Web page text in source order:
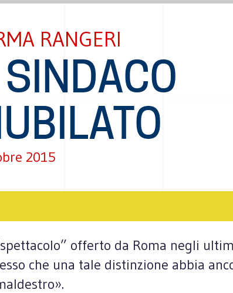
RANGERI
2015
offerto da Roma negli
che una tale distin­zione abbia